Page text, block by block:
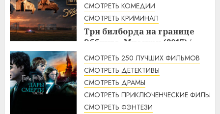
СМОТРЕТЬ КОМЕДИИ
СМОТРЕТЬ КРИМИНАЛ
Три билборда на границе
Эббинга, Миссури (2017) /
Three Billboards Outside
Ebbing, Missouri смотреть
онлайн
2:48 06.08.2026
СМОТРЕТЬ 250 ЛУЧШИХ ФИЛЬМОВ
СМОТРЕТЬ ДЕТЕКТИВЫ
СМОТРЕТЬ ДРАМЫ
СМОТРЕТЬ ПРИКЛЮЧЕНЧЕСКИЕ ФИЛЬМЫ
СМОТРЕТЬ ФЭНТЕЗИ